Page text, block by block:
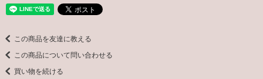
この商品を友達に教える
この商品について問い合わせる
買い物を続ける